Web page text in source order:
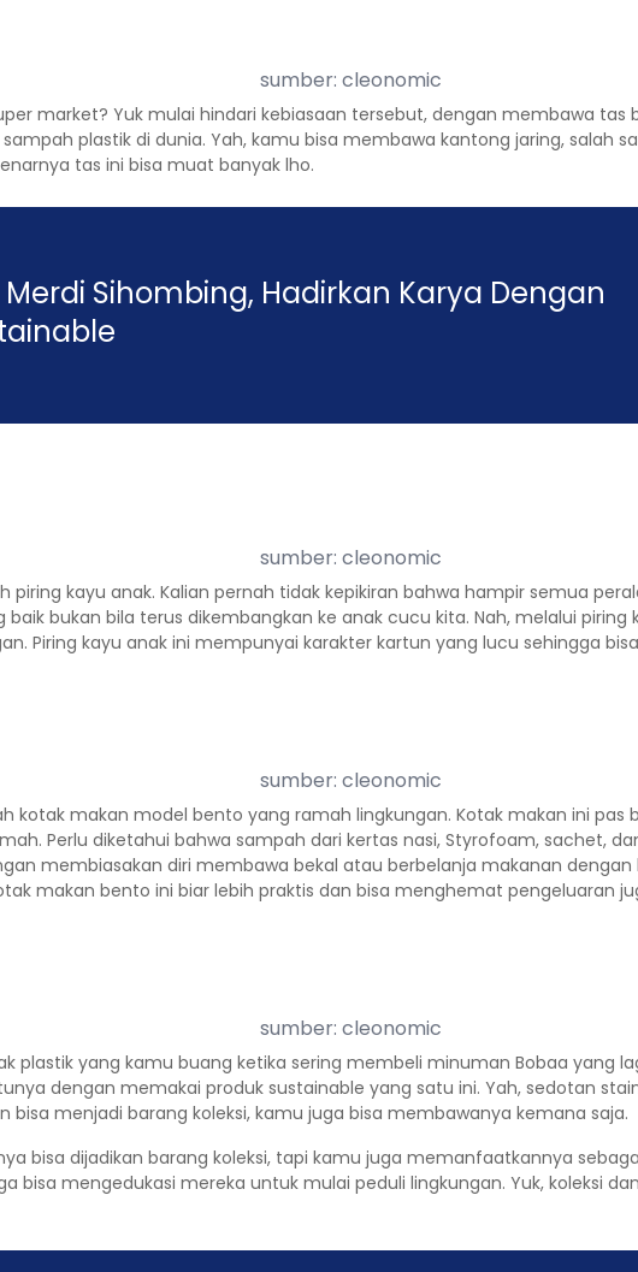
sumber: cleonomic
market? Yuk mulai hindari kebiasaan tersebut, dengan membawa tas
plastik di dunia. Yah, kamu bisa membawa kantong jaring, salah
tas ini bisa muat banyak lho.
Sihombing, Hadirkan Karya Dengan
sumber: cleonomic
piring kayu anak. Kalian pernah tidak kepikiran bahwa hampir semua
bukan bila terus dikembangkan ke anak cucu kita. Nah, melalui
Piring kayu anak ini mempunyai karakter kartun yang lucu sehingga
sumber: cleonomic
kotak makan model bento yang ramah lingkungan. Kotak makan ini
Perlu diketahui bahwa sampah dari kertas nasi, Styrofoam, sachet,
membiasakan diri membawa bekal atau berbelanja makanan
makan bento ini biar lebih praktis dan bisa menghemat pengeluaran
sumber: cleonomic
plastik yang kamu buang ketika sering membeli minuman Bobaa yang
dengan memakai produk sustainable yang satu ini. Yah, sedotan
bisa menjadi barang koleksi, kamu juga bisa membawanya kemana saja.
bisa dijadikan barang koleksi, tapi kamu juga memanfaatkannya
bisa mengedukasi mereka untuk mulai peduli lingkungan. Yuk, koleksi